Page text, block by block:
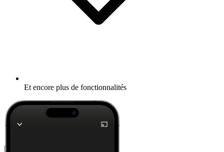
Et encore plus de fonctionnalités